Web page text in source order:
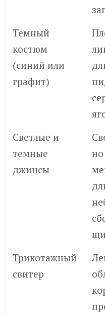
Темный
костюм
(синий или
графит)
Светлые и
темные
джинсы
Трикотажный
свитер